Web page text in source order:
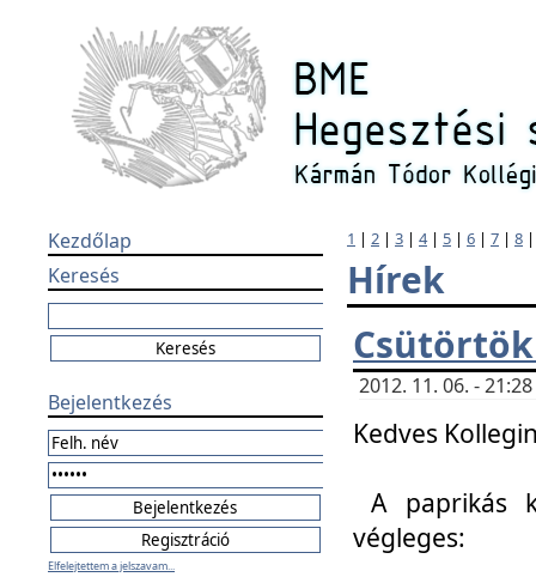
Kezdőlap
Keresés
Bejelentkezés
Elfelejtettem a jelszavam...
1 | 2 | 3 | 4| 5 | 6 | 7 | 8
Hírek
2012. 11. 06. -
Kedves
A paprikás
végleges: